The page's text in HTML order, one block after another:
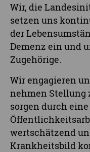
Wir, die
setzen uns
der
Demenz ein und
Zugehörige.
Wir engagieren
nehmen Stellung
sorgen durch
wertschätzend
Krankheitsbild